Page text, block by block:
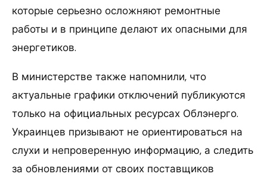
которые серьезно осложняют ремонтные
работы и в принципе делают их опасными для
энергетиков.
В министерстве также напомнили, что
актуальные графики отключений публикуются
только на официальных ресурсах Облэнерго.
Украинцев призывают не ориентироваться на
слухи и непроверенную информацию, а следить
за обновлениями от своих поставщиков